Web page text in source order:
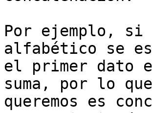
Por ejemplo, si
alfabético se
el primer dato
suma, por lo
queremos es